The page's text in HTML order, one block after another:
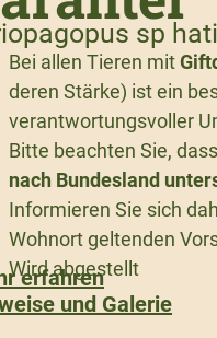
sp
Bei allen Tieren mit
deren Stärke) ist ein
verantwortungsvoller
Bitte beachten Sie, dass
nach Bundesland
Informieren Sie sich
Wohnort geltenden
Wird abgestellt
erfahren
und Galerie